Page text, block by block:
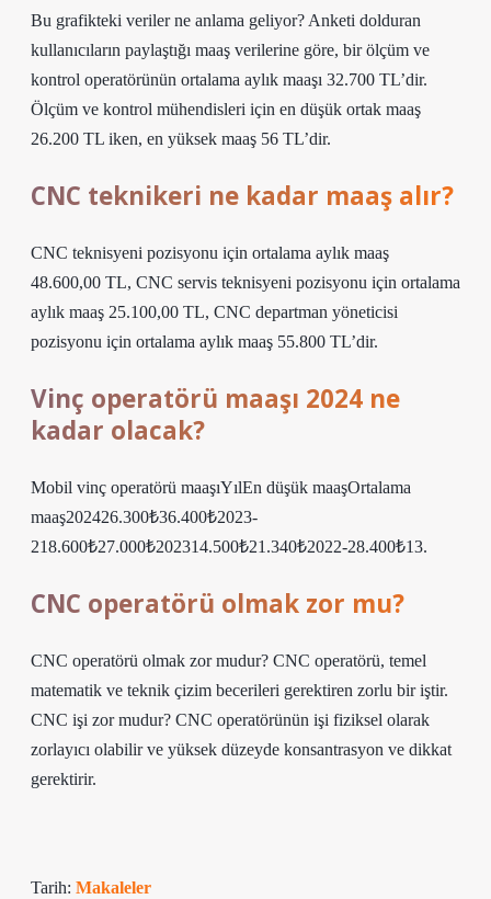
Bu grafikteki veriler ne anlama geliyor? Anketi dolduran
kullanıcıların paylaştığı maaş verilerine göre, bir ölçüm ve
kontrol operatörünün ortalama aylık maaşı 32.700 TL’dir.
Ölçüm ve kontrol mühendisleri için en düşük ortak maaş
26.200 TL iken, en yüksek maaş 56 TL’dir.
CNC teknikeri ne kadar maaş alır?
CNC teknisyeni pozisyonu için ortalama aylık maaş
48.600,00 TL, CNC servis teknisyeni pozisyonu için ortalama
aylık maaş 25.100,00 TL, CNC departman yöneticisi
pozisyonu için ortalama aylık maaş 55.800 TL’dir.
Vinç operatörü maaşı 2024 ne
kadar olacak?
Mobil vinç operatörü maaşıYılEn düşük maaşOrtalama
maaş202426.300₺36.400₺2023-
218.600₺27.000₺202314.500₺21.340₺2022-28.400₺13.
CNC operatörü olmak zor mu?
CNC operatörü olmak zor mudur? CNC operatörü, temel
matematik ve teknik çizim becerileri gerektiren zorlu bir iştir.
CNC işi zor mudur? CNC operatörünün işi fiziksel olarak
zorlayıcı olabilir ve yüksek düzeyde konsantrasyon ve dikkat
gerektirir.
Tarih: Makaleler